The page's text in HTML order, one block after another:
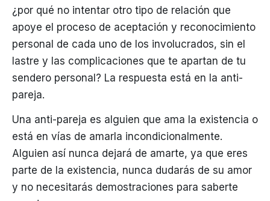
¿por qué no intentar otro tipo de relación que
apoye el proceso de aceptación y reconocimiento
personal de cada uno de los involucrados, sin el
lastre y las complicaciones que te apartan de tu
sendero personal? La respuesta está en la anti-
pareja.
Una anti-pareja es alguien que ama la existencia o
está en vías de amarla incondicionalmente.
Alguien así nunca dejará de amarte, ya que eres
parte de la existencia, nunca dudarás de su amor
y no necesitarás demostraciones para saberte